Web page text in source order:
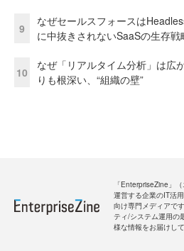
9
なぜセールスフォースは
に中抜きされないSaaSの生存戦
10
なぜ「リアルタイム分析」は
りも根深い、“組織の壁”
「EnterpriseZine」
運営する企業のIT活
向け専門メディアで
ティ/システム運用の
様な情報をお届けして